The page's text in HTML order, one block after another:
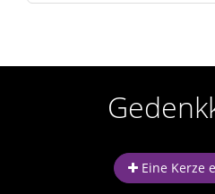
Eine Kerze